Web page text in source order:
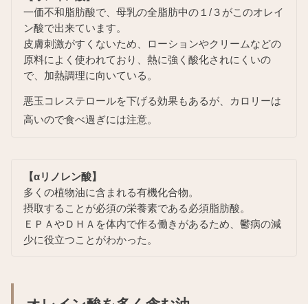
一価不和脂肪酸で、母乳の全脂肪中の１/３がこのオレイ
ン酸で出来ています。
皮膚刺激がすくないため、ローションやクリームなどの
原料によく使われており、熱に強く酸化されにくいの
で、加熱調理に向いている。
悪玉コレステロールを下げる効果もあるが、カロリーは
高いので食べ過ぎには注意。
【αリノレン酸】
多くの植物油に含まれる有機化合物。
摂取することが必須の栄養素である必須脂肪酸。
ＥＰＡやＤＨＡを体内で作る働きがあるため、鬱病の減
少に役立つことがわかった。